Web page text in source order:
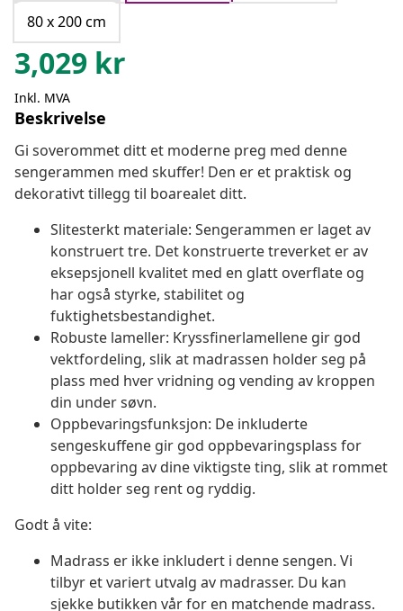
80 x 200 cm
3,029 kr
Inkl. MVA
Beskrivelse
Gi soverommet ditt et moderne preg med denne
sengerammen med skuffer! Den er et praktisk og
dekorativt tillegg til boarealet ditt.
Slitesterkt materiale: Sengerammen er laget av
konstruert tre. Det konstruerte treverket er av
eksepsjonell kvalitet med en glatt overflate og
har også styrke, stabilitet og
fuktighetsbestandighet.
Robuste lameller: Kryssfinerlamellene gir god
vektfordeling, slik at madrassen holder seg på
plass med hver vridning og vending av kroppen
din under søvn.
Oppbevaringsfunksjon: De inkluderte
sengeskuffene gir god oppbevaringsplass for
oppbevaring av dine viktigste ting, slik at rommet
ditt holder seg rent og ryddig.
Godt å vite:
Madrass er ikke inkludert i denne sengen. Vi
tilbyr et variert utvalg av madrasser. Du kan
sjekke butikken vår for en matchende madrass.